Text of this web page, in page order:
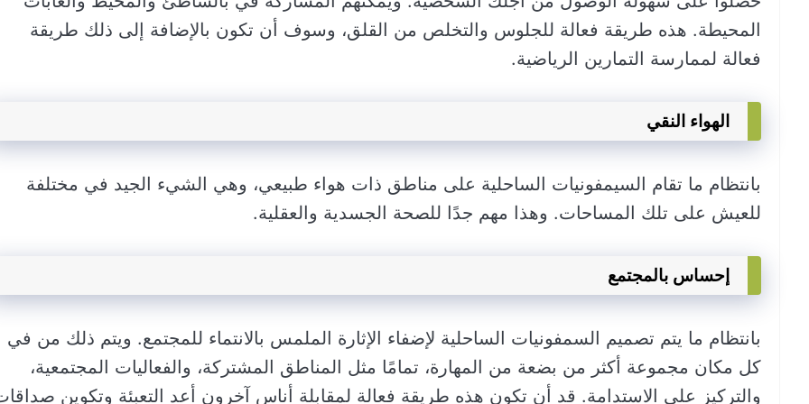
المحيطة. هذه طريقة فعالة للجلوس والتخلص من القلق، وسوف أن تكون بالإضافة إلى ذلك طريقة
فعالة لممارسة التمارين الرياضية.
الهواء النقي
بانتظام ما تقام السيمفونيات الساحلية على مناطق ذات هواء طبيعي، وهي الشيء الجيد في مختلفة
للعيش على تلك المساحات. وهذا مهم جدًا للصحة الجسدية والعقلية.
إحساس بالمجتمع
بانتظام ما يتم تصميم السمفونيات الساحلية لإضفاء الإثارة الملمس بالانتماء للمجتمع. ويتم ذلك من في
كل مكان مجموعة أكثر من بضعة من المهارة، تمامًا مثل المناطق المشتركة، والفعاليات المجتمعية،
والتركيز على الاستدامة. قد أن تكون هذه طريقة فعالة لمقابلة أناس آخرون أعد التعبئة وتكوين